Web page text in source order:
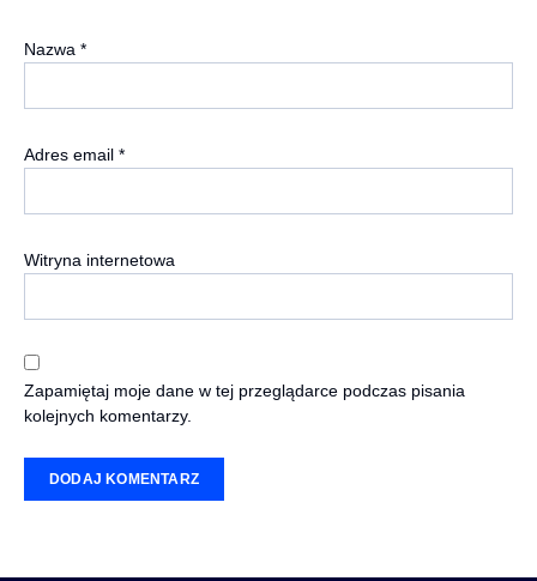
Nazwa *
Adres email *
Witryna internetowa
Zapamiętaj moje dane w tej przeglądarce podczas pisania
kolejnych komentarzy.